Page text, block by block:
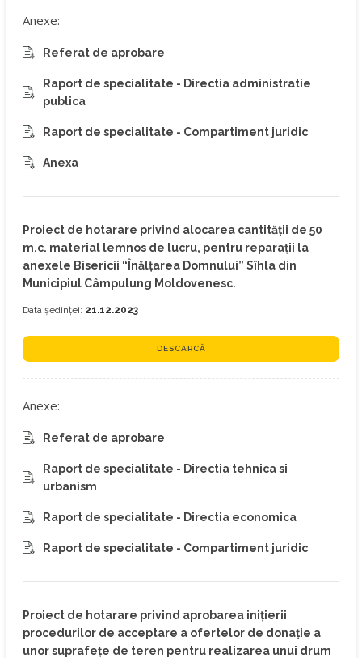
Anexe:
Referat de aprobare
Raport de specialitate - Directia administratie
publica
Raport de specialitate - Compartiment juridic
Anexa
Proiect de hotarare privind alocarea cantității de 50
m.c. material lemnos de lucru, pentru reparații la
anexele Bisericii “Înălțarea Domnului” Sîhla din
Municipiul Câmpulung Moldovenesc.
Data ședinței: 21.12.2023
DESCARCĂ
Anexe:
Referat de aprobare
Raport de specialitate - Directia tehnica si
urbanism
Raport de specialitate - Directia economica
Raport de specialitate - Compartiment juridic
Proiect de hotarare privind aprobarea inițierii
procedurilor de acceptare a ofertelor de donație a
unor suprafețe de teren pentru realizarea unui drum